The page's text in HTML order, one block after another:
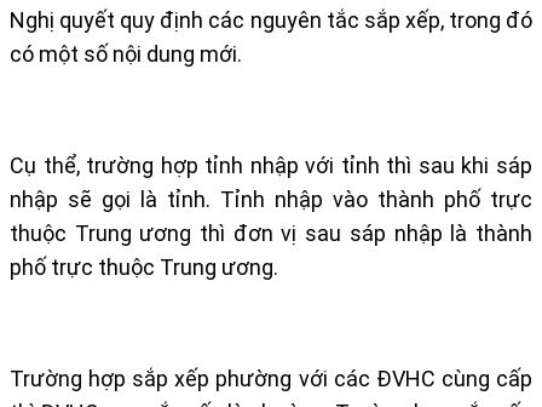
Nghị quyết quy định các nguyên tắc sắp xếp, trong đó
có một số nội dung mới.
Cụ thể, trường hợp tỉnh nhập với tỉnh thì sau khi sáp
nhập sẽ gọi là tỉnh. Tỉnh nhập vào thành phố trực
thuộc Trung ương thì đơn vị sau sáp nhập là thành
phố trực thuộc Trung ương.
Trường hợp sắp xếp phường với các ĐVHC cùng cấp